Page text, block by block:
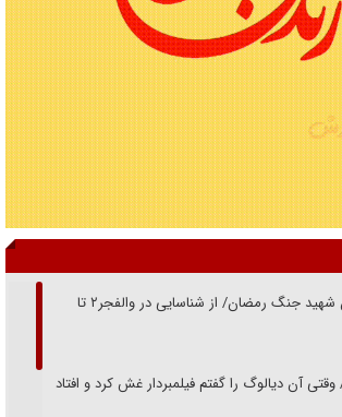
از گمنام‌ترین فرماندهان شهید جنگ رمضان/ از شناسایی در والفجر۲ تا
آن دیالوگ را گفتم فیلمبردار غش کرد و افتاد